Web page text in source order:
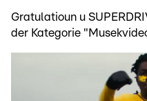
Gratulatioun u
der Kategorie